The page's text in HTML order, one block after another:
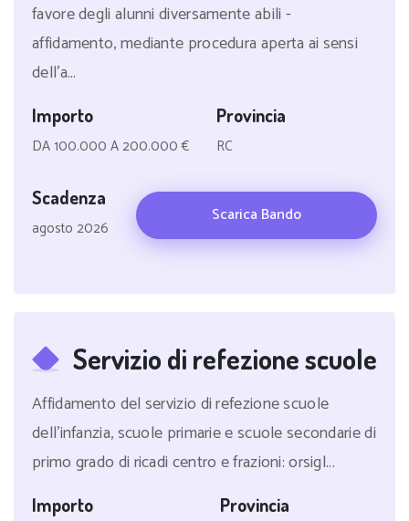
favore degli alunni diversamente abili -
affidamento, mediante procedura aperta ai sensi
dell'a...
Importo
DA 100.000 A 200.000 €
Provincia
RC
Scadenza
agosto 2026
Scarica Bando
Servizio di refezione scuole
Affidamento del servizio di refezione scuole
dell'infanzia, scuole primarie e scuole secondarie di
primo grado di ricadi centro e frazioni: orsigl...
Importo Provincia